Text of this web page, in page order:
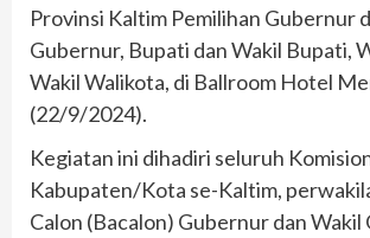
Provinsi Kaltim Pemilihan Gubernur
Gubernur, Bupati dan Wakil Bupati,
Wakil Walikota, di Ballroom Hotel
(22/9/2024).
Kegiatan ini dihadiri seluruh
Kabupaten/Kota se-Kaltim,
Calon (Bacalon) Gubernur dan